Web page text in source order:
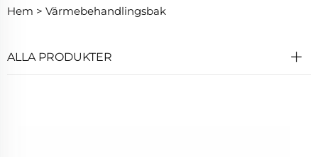
Hem > Värmebehandlingsbak
ALLA PRODUKTER